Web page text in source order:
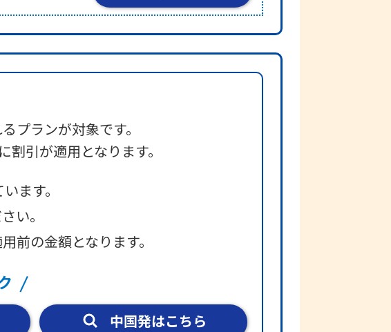
プランが対象です。
引が適用となります。
ます。
い。
前の金額となります。
中国発はこちら